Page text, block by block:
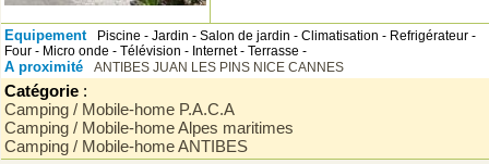
Equipement
Piscine - Jardin - Salon de jardin - Climatisation - Refrigérateur -
Four - Micro onde - Télévision - Internet - Terrasse -
A proximité ANTIBES JUAN LES PINS NICE CANNES
Catégorie :
Camping / Mobile-home P.A.C.A
Camping / Mobile-home Alpes maritimes
Camping / Mobile-home ANTIBES